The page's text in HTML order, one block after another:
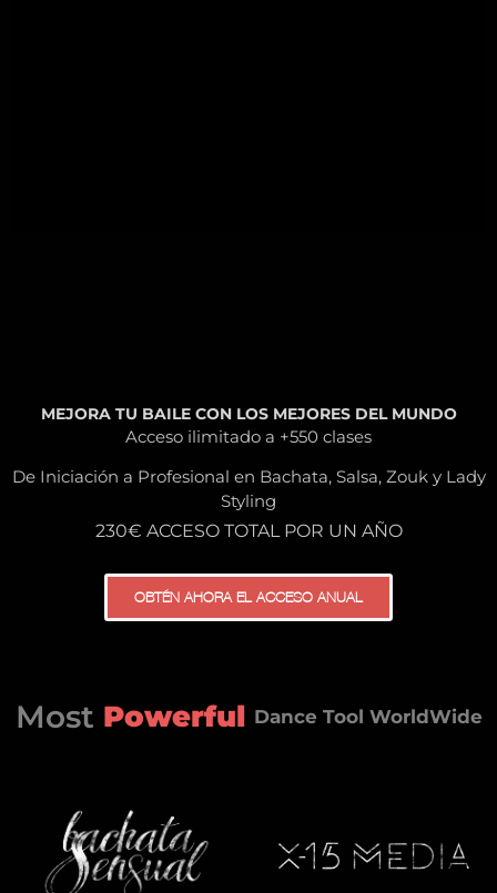
MEJORA TU BAILE CON LOS MEJORES DEL MUNDO
Acceso ilimitado a +550 clases
De Iniciación a Profesional en Bachata, Salsa, Zouk y Lady
Styling
230€ ACCESO TOTAL POR UN AÑO
OBTÉN AHORA EL ACCESO ANUAL
Most Powerful Dance Tool WorldWide